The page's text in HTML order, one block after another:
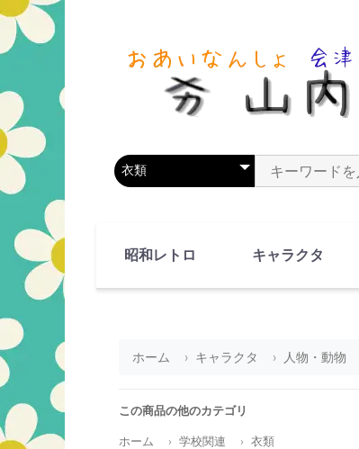
商品カテゴリを選択 商品名やキーワ
昭和レトロ キャラクタ
ホーム キャラクタ 人物・動物
この商品の他のカテゴリ
ホーム 学校関連 衣類